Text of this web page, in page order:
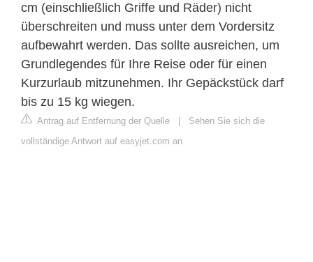
cm (einschließlich Griffe und Räder) nicht
überschreiten und muss unter dem Vordersitz
aufbewahrt werden. Das sollte ausreichen, um
Grundlegendes für Ihre Reise oder für einen
Kurzurlaub mitzunehmen. Ihr Gepäckstück darf
bis zu 15 kg wiegen.
Antrag auf Entfernung der Quelle
Sehen Sie sich die
vollständige Antwort auf easyjet.com an